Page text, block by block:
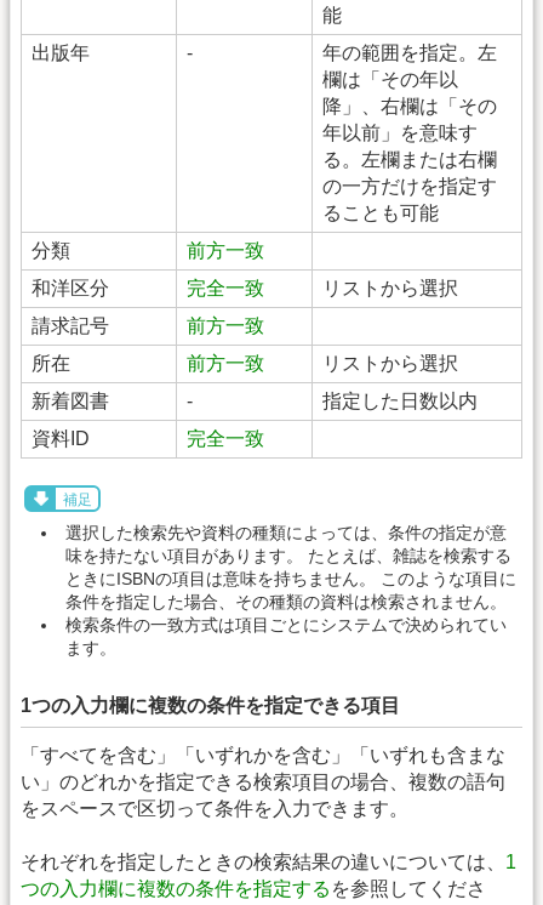
能
出版年
-
年の範囲を指定。左
欄は「その年以
降」、右欄は「その
年以前」を意味す
る。左欄または右欄
の一方だけを指定す
ることも可能
分類
前方一致
和洋区分
完全一致
リストから選択
請求記号
前方一致
所在
前方一致
リストから選択
新着図書
-
指定した日数以内
資料ID
完全一致
補足
選択した検索先や資料の種類によっては、条件の指定が意
味を持たない項目があります。 たとえば、雑誌を検索する
ときにISBNの項目は意味を持ちません。 このような項目に
条件を指定した場合、その種類の資料は検索されません。
検索条件の一致方式は項目ごとにシステムで決められてい
ます。
1つの入力欄に複数の条件を指定できる項目
「すべてを含む」「いずれかを含む」「いずれも含まな
い」のどれかを指定できる検索項目の場合、複数の語句
をスペースで区切って条件を入力できます。
それぞれを指定したときの検索結果の違いについては、 1
つの入力欄に複数の条件を指定する を参照してくださ